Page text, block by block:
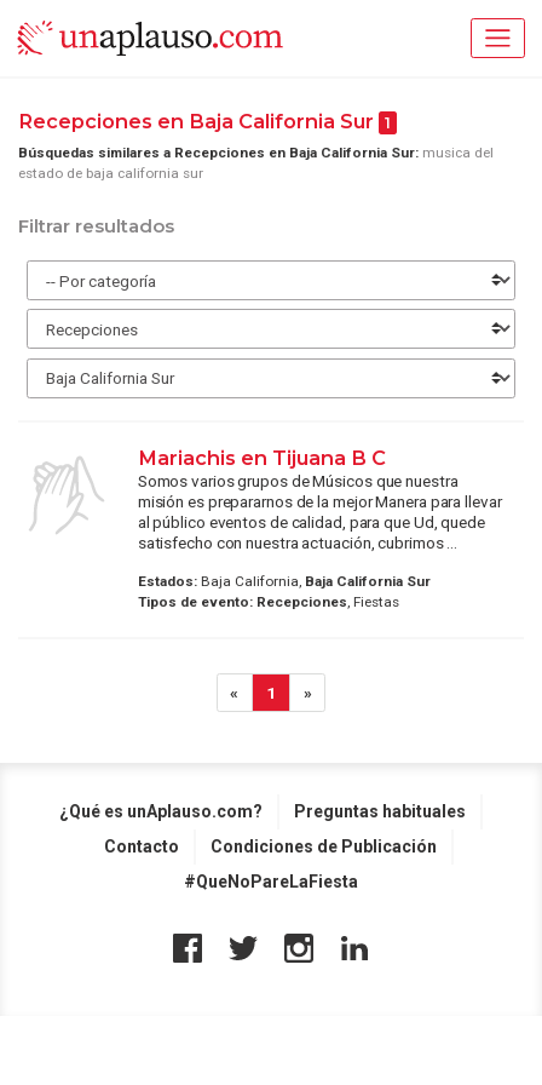
Recepciones en Baja California Sur 1
Búsquedas similares a Recepciones en Baja California Sur: musica del
estado de baja california sur
Filtrar resultados
Mariachis en Tijuana B C
Somos varios grupos de Músicos que nuestra
misión es prepararnos de la mejor Manera para llevar
al público eventos de calidad, para que Ud, quede
satisfecho con nuestra actuación, cubrimos ...
Estados:Baja California, Baja California Sur
Tipos de evento: Recepciones, Fiestas
« 1 »
¿Qué es unAplauso.com?
Preguntas habituales
Contacto
Condiciones de Publicación
#QueNoPareLaFiesta